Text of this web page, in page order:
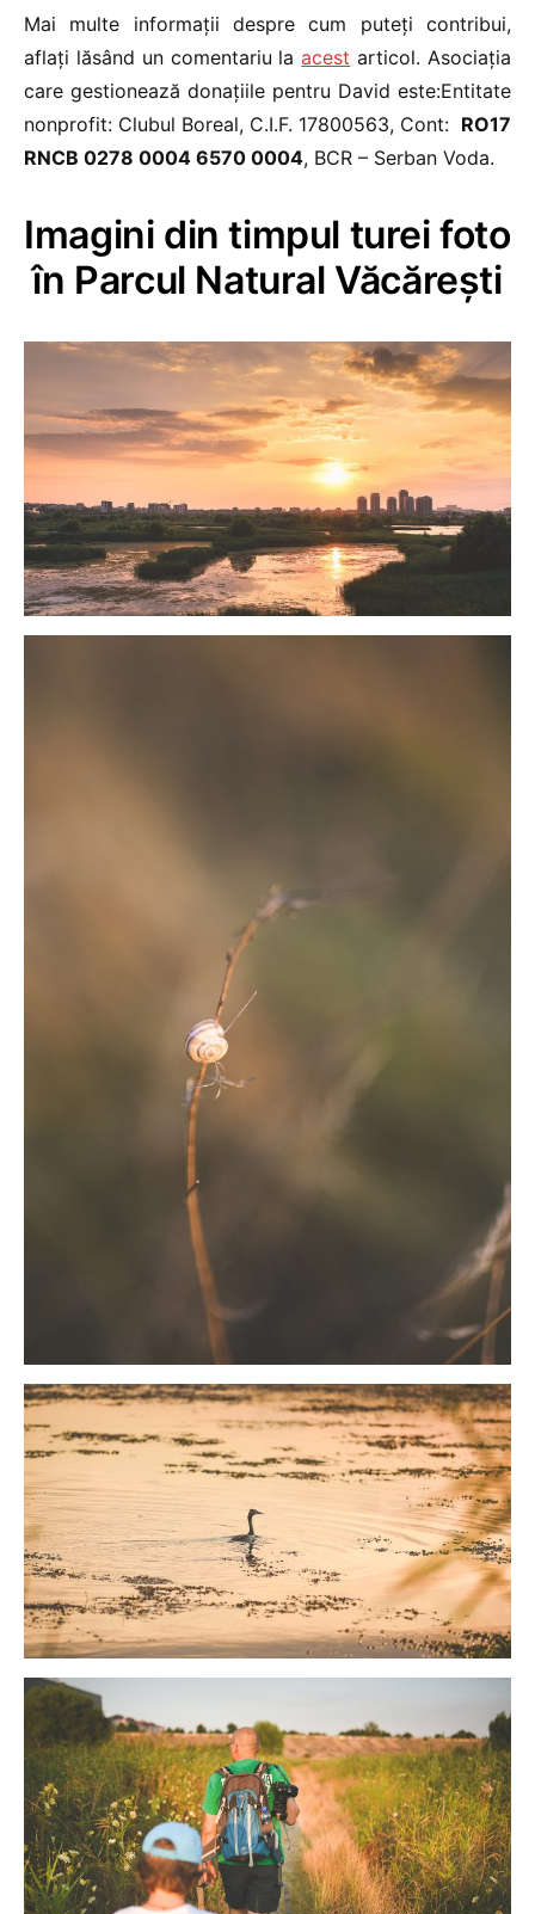
Mai multe informații despre cum puteți contribui,
aflați lăsând un comentariu laacest articol. Asociația
care gestionează donațiile pentru David este:Entitate
nonprofit: Clubul Boreal, C.I.F. 17800563, Cont: RO17
RNCB 0278 0004 6570 0004, BCR – Serban Voda.
Imagini din timpul turei foto
în Parcul Natural Văcărești